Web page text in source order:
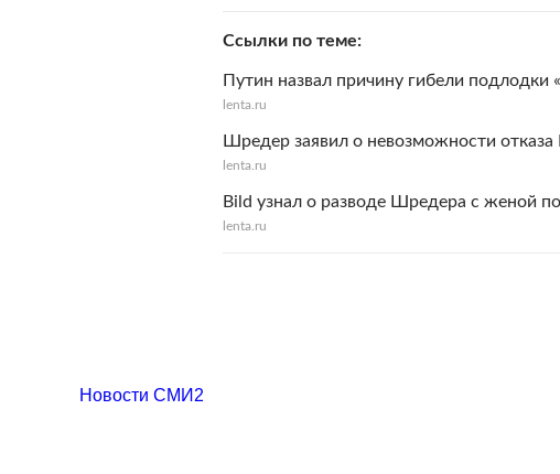
Ссылки по теме
Путин назвал причину гибели подлодки
lenta.ru
Шредер заявил о невозможности
lenta.ru
Bild узнал о разводе Шредера с женой
lenta.ru
Новости СМИ2